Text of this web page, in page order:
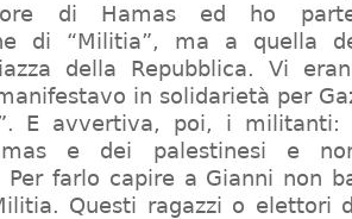
di Hamas ed ho
di “Militia”, ma a quella
della Repubblica. Vi
in solidarietà per
E avvertiva, poi, i militanti:
e dei palestinesi e
Per farlo capire a Gianni non
Questi ragazzi o elettori